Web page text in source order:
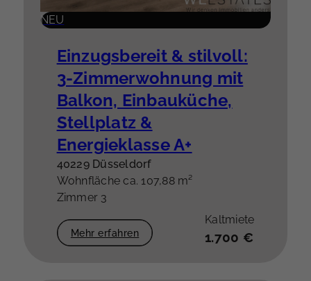
NEU
Einzugsbereit & stilvoll:
3-Zimmerwohnung mit
Balkon, Einbauküche,
Stellplatz &
Energieklasse A+
40229 Düsseldorf
Wohnfläche ca. 107,88 m²
Zimmer 3
Mehr erfahren
Kaltmiete
1.700 €